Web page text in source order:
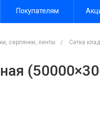
Покупателям
серпянки, ленты / Сетка